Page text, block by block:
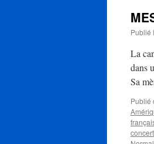
Publié
La
dans
Sa
Publié